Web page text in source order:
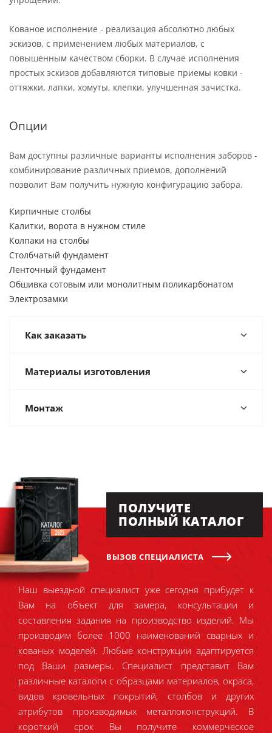
Кованое исполнение - реализация абсолютно любых
эскизов, с применением любых материалов, с
повышенным качеством сборки. В случае исполнения
простых эскизов добавляются типовые приемы ковки -
оттяжки, лапки, хомуты, клепки, улучшенная зачистка.
Опции
Вам доступны различные варианты исполнения заборов -
комбинирование различных приемов, дополнений
позволит Вам получить нужную конфигурацию забора.
Кирпичные столбы
Калитки, ворота в нужном стиле
Колпаки на столбы
Столбчатый фундамент
Ленточный фундамент
Обшивка сотовым или монолитным поликарбонатом
Электрозамки
Как заказать
Материалы изготовления
Монтаж
ПОЛУЧИТЕ
ПОЛНЫЙ КАТАЛОГ
ВЫЗОВ СПЕЦИАЛИСТА
Наш выездной специалист уже сегодня прибудет к
Вам на объект для замера, консультации и
составления задания на производство изделий. Мы
производим более 1000 наименований сварных и
кованых моделей. Любые конструкции адаптируется
под Ваши размеры. Специалист представит Вам
различные каталоги с образцами материалов, окраса,
видов кровельных покрытий, столбов и других
атрибутов производимых металлоконструкций. В
короткий срок Вы получите коммерческое